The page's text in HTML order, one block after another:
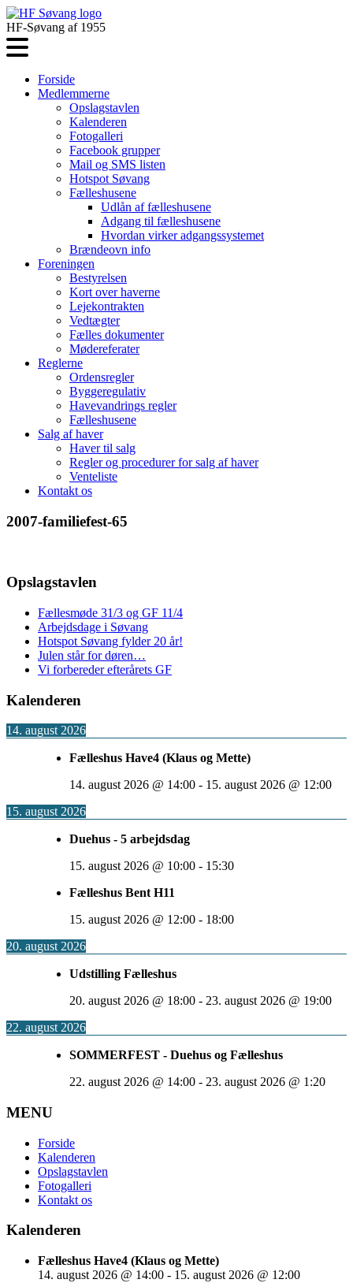
HF-Søvang af 1955
Forside
Medlemmerne
Opslagstavlen
Kalenderen
Fotogalleri
Facebook grupper
Mail og SMS listen
Hotspot Søvang
Fælleshusene
Udlån af fælleshusene
Adgang til fælleshusene
Hvordan virker adgangssystemet
Brændeovn info
Foreningen
Bestyrelsen
Kort over haverne
Lejekontrakten
Vedtægter
Fælles dokumenter
Mødereferater
Reglerne
Ordensregler
Byggeregulativ
Havevandrings regler
Fælleshusene
Salg af haver
Haver til salg
Regler og procedurer for salg af haver
Venteliste
Kontakt os
2007-familiefest-65
Opslagstavlen
Fællesmøde 31/3 og GF 11/4
Arbejdsdage i Søvang
Hotspot Søvang fylder 20 år!
Julen står for døren…
Vi forbereder efterårets GF
Kalenderen
14. august 2026
Fælleshus Have4 (Klaus og Mette)
14. august 2026 @ 14:00 - 15. august 2026 @ 12:00
15. august 2026
Duehus - 5 arbejdsdag
15. august 2026 @ 10:00 - 15:30
Fælleshus Bent H11
15. august 2026 @ 12:00 - 18:00
20. august 2026
Udstilling Fælleshus
20. august 2026 @ 18:00 - 23. august 2026 @ 19:00
22. august 2026
SOMMERFEST - Duehus og Fælleshus
22. august 2026 @ 14:00 - 23. august 2026 @ 1:20
MENU
Forside
Kalenderen
Opslagstavlen
Fotogalleri
Kontakt os
Kalenderen
Fælleshus Have4 (Klaus og Mette)
14. august 2026 @ 14:00 - 15. august 2026 @ 12:00